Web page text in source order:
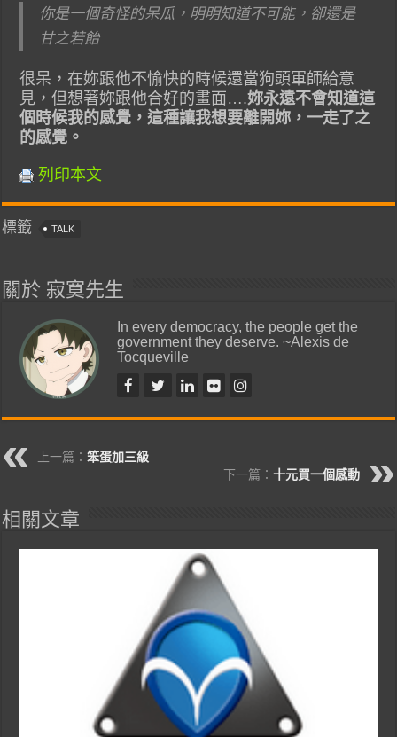
你是一個奇怪的呆瓜，明明知道不可能，卻還是
甘之若飴
很呆，在妳跟他不愉快的時候還當狗頭軍師給意
見，但想著妳跟他合好的畫面….妳永遠不會知道這
個時候我的感覺，這種讓我想要離開妳，一走了之
的感覺。
列印本文
標籤 TALK
關於 寂寞先生
In every democracy, the people get the
government they deserve. ~Alexis de
Tocqueville
上一篇：笨蛋加三級
下一篇： 十元買一個感動
相關文章